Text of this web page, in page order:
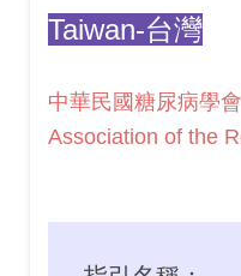
Taiwan-台灣
中華民國糖尿病學
Association of the